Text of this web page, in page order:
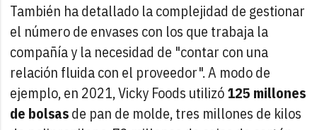
También ha detallado la complejidad de gestionar
el número de envases con los que trabaja la
compañía y la necesidad de "contar con una
relación fluida con el proveedor". A modo de
ejemplo, en 2021, Vicky Foods utilizó125 millones
de bolsasde pan de molde, tres millones de kilos